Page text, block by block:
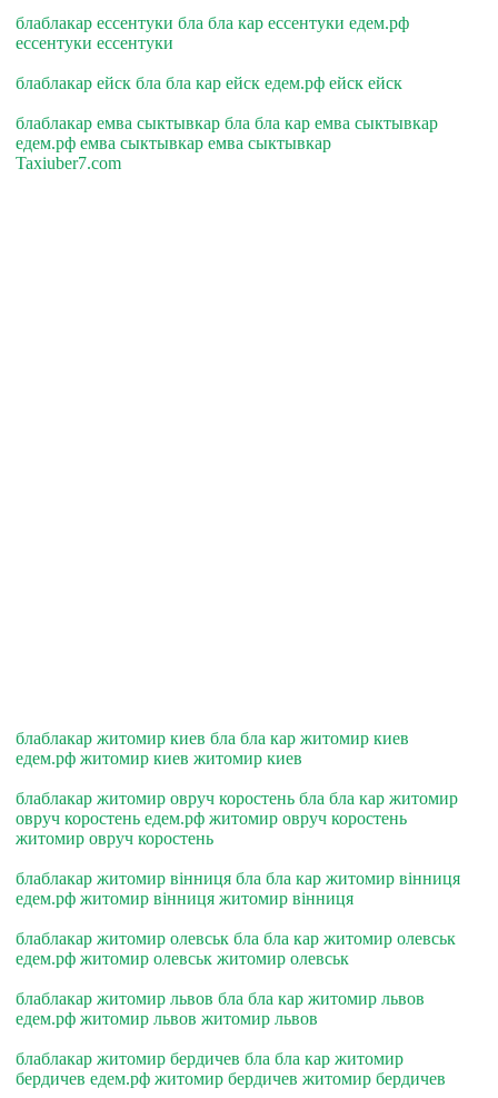
блаблакар ессентуки бла бла кар ессентуки едем.рф
ессентуки ессентуки
блаблакар ейск бла бла кар ейск едем.рф ейск ейск
блаблакар емва сыктывкар бла бла кар емва сыктывкар
едем.рф емва сыктывкар емва сыктывкар
Taxiuber7.com
блаблакар житомир киев бла бла кар житомир киев
едем.рф житомир киев житомир киев
блаблакар житомир овруч коростень бла бла кар житомир
овруч коростень едем.рф житомир овруч коростень
житомир овруч коростень
блаблакар житомир вiнниця бла бла кар житомир вiнниця
едем.рф житомир вiнниця житомир вiнниця
блаблакар житомир олевськ бла бла кар житомир олевськ
едем.рф житомир олевськ житомир олевськ
блаблакар житомир львов бла бла кар житомир львов
едем.рф житомир львов житомир львов
блаблакар житомир бердичев бла бла кар житомир
бердичев едем.рф житомир бердичев житомир бердичев